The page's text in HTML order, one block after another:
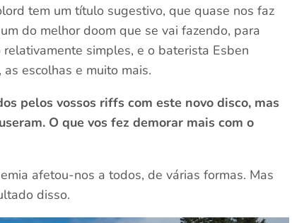
tem um título sugestivo, que quase nos faz
do melhor doom que se vai fazendo, para
simples, e o baterista Esben
escolhas e muito mais.
pelos vossos riffs com este novo disco, mas
O que vos fez demorar mais com o
afetou-nos a todos, de várias formas. Mas
disso.